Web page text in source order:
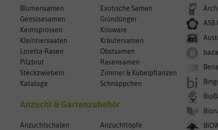
Blumensamen
Exotische Samen
Gemüsesamen
Gründünger
Keimsprossen
Kiloware
Kleintiersaaten
Kräutersamen
Loretta-Rasen
Obstsamen
Pilzbrut
Rasensamen
Steckzwiebeln
Zimmer & Kübelpflanzen
Kataloge
Schnäppchen
Anzucht & Gartenzubehör
Anzuchtschalen
Anzuchttöpfe
ASB
baza